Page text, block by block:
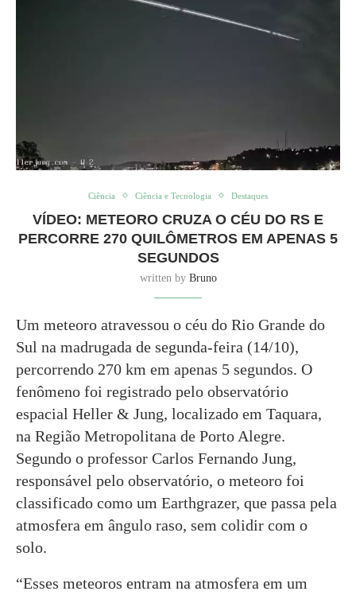
Ciência Ciência e Tecnologia Destaques
VÍDEO: METEORO CRUZA O CÉU DO RS E
PERCORRE 270 QUILÔMETROS EM APENAS 5
SEGUNDOS
written by Bruno
Um meteoro atravessou o céu do Rio Grande do
Sul na madrugada de segunda-feira (14/10),
percorrendo 270 km em apenas 5 segundos. O
fenômeno foi registrado pelo observatório
espacial Heller & Jung, localizado em Taquara,
na Região Metropolitana de Porto Alegre.
Segundo o professor Carlos Fernando Jung,
responsável pelo observatório, o meteoro foi
classificado como um Earthgrazer, que passa pela
atmosfera em ângulo raso, sem colidir com o
solo.
“Esses meteoros entram na atmosfera em um